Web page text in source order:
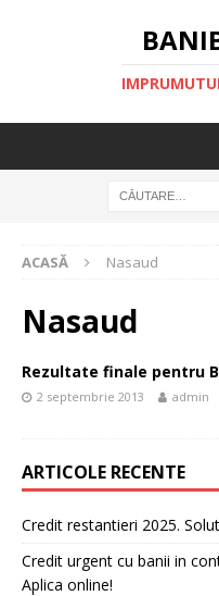
ACASĂ Nasaud
Nasaud
Rezultate finale pentru
2 septembrie 2013 admin
ARTICOLE RECENTE
Credit restantieri 2025.
Credit urgent cu banii in
Aplica online!